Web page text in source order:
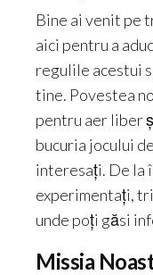
Bine ai venit pe
aici pentru a
regulile acestui
tine. Povestea
pentru aer liber
bucuria jocului
interesați. De la
experimentați,
unde poți găsi
Missia